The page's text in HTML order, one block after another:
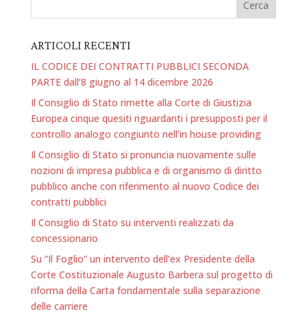
ARTICOLI RECENTI
IL CODICE DEI CONTRATTI PUBBLICI SECONDA
PARTE dall’8 giugno al 14 dicembre 2026
Il Consiglio di Stato rimette alla Corte di Giustizia
Europea cinque quesiti riguardanti i presupposti per il
controllo analogo congiunto nell’in house providing
Il Consiglio di Stato si pronuncia nuovamente sulle
nozioni di impresa pubblica e di organismo di diritto
pubblico anche con riferimento al nuovo Codice dei
contratti pubblici
Il Consiglio di Stato su interventi realizzati da
concessionario
Su “Il Foglio” un intervento dell’ex Presidente della
Corte Costituzionale Augusto Barbera sul progetto di
riforma della Carta fondamentale sulla separazione
delle carriere